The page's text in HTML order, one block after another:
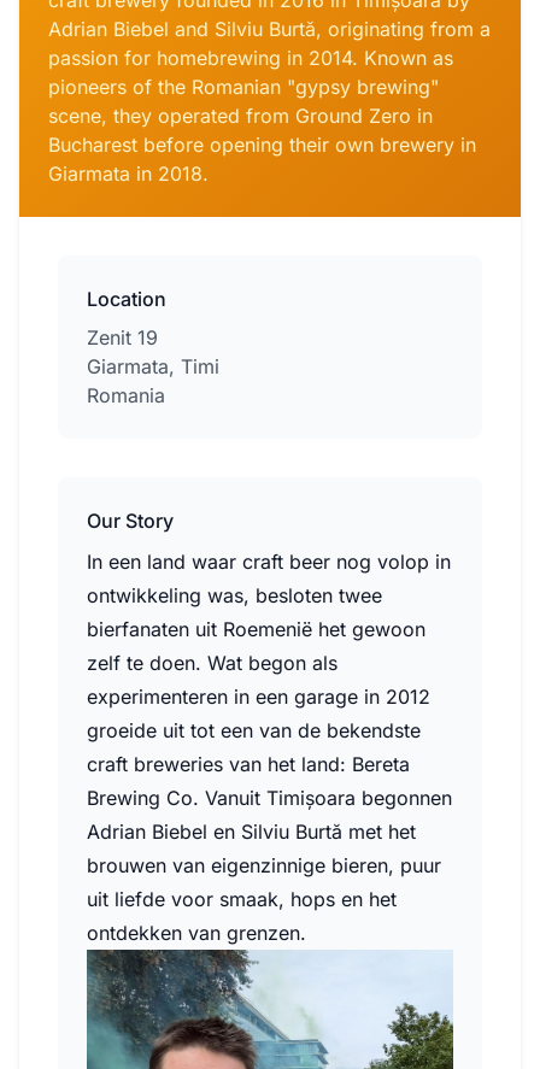
Adrian Biebel and Silviu Burtă, originating from a
passion for homebrewing in 2014. Known as
pioneers of the Romanian "gypsy brewing"
scene, they operated from Ground Zero in
Bucharest before opening their own brewery in
Giarmata in 2018.
Location
Zenit 19
Giarmata, Timi
Romania
Our Story
In een land waar craft beer nog volop in
ontwikkeling was, besloten twee
bierfanaten uit Roemenië het gewoon
zelf te doen. Wat begon als
experimenteren in een garage in 2012
groeide uit tot een van de bekendste
craft breweries van het land: Bereta
Brewing Co. Vanuit Timișoara begonnen
Adrian Biebel en Silviu Burtă met het
brouwen van eigenzinnige bieren, puur
uit liefde voor smaak, hops en het
ontdekken van grenzen.